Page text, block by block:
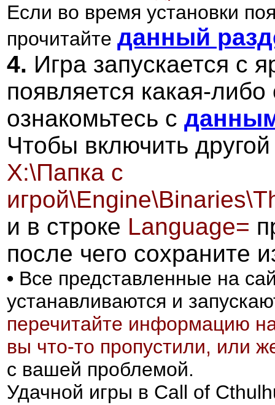
Если во время установки
прочитайте данный
4. Игра запускается с
появляется какая-
ознакомьтесь с
Чтобы включить
X:\Папка с
и в строке Language=
после чего сохраните
• Все представленные на
устанавливаются и
перечитайте информацию
вы что-то пропустили, или
с вашей проблемой.
Удачной игры в Call of